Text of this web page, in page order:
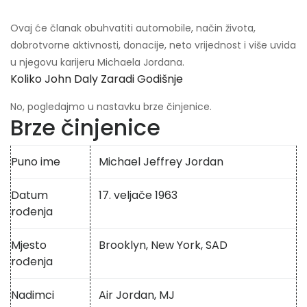
Ovaj će članak obuhvatiti automobile, način života,
dobrotvorne aktivnosti, donacije, neto vrijednost i više uvida
u njegovu karijeru Michaela Jordana.
Koliko John Daly Zaradi Godišnje
No, pogledajmo u nastavku brze činjenice.
Brze činjenice
Puno ime Michael Jeffrey Jordan
Datum
rođenja
17. veljače 1963
Mjesto
rođenja
Brooklyn, New York, SAD
Nadimci Air Jordan, MJ